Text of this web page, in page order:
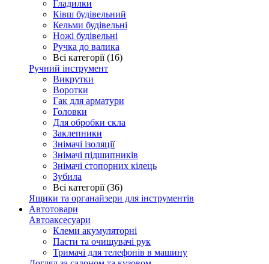
Гладилки
Ківш будівельний
Кельми будівельні
Ножі будівельні
Ручка до валика
Всі категорії (16)
Ручний інструмент
Викрутки
Воротки
Гак для арматури
Головки
Для обробки скла
Заклепники
Знімачі ізоляції
Знімачі підшипників
Знімачі стопорних кілець
Зубила
Всі категорії (36)
Ящики та органайзери для інструментів
Автотовари
Автоаксесуари
Клеми акумуляторні
Пасти та очищувачі рук
Тримачі для телефонів в машину